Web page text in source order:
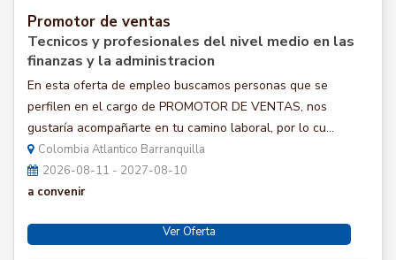
Promotor de ventas
Tecnicos y profesionales del nivel medio en las
finanzas y la administracion
En esta oferta de empleo buscamos personas que se
perfilen en el cargo de PROMOTOR DE VENTAS, nos
gustaría acompañarte en tu camino laboral, por lo cu...
Colombia Atlantico Barranquilla
2026-08-11 - 2027-08-10
a convenir
Ver Oferta